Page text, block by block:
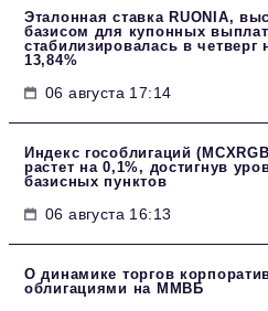
Эталонная ставка RUONIA,
базисом для купонных
стабилизировалась в четверг
13,84%
06 августа 17:14
Индекс гособлигаций
растет на 0,1%, достигнув
базисных пунктов
06 августа 16:13
О динамике торгов
облигациями на ММВБ